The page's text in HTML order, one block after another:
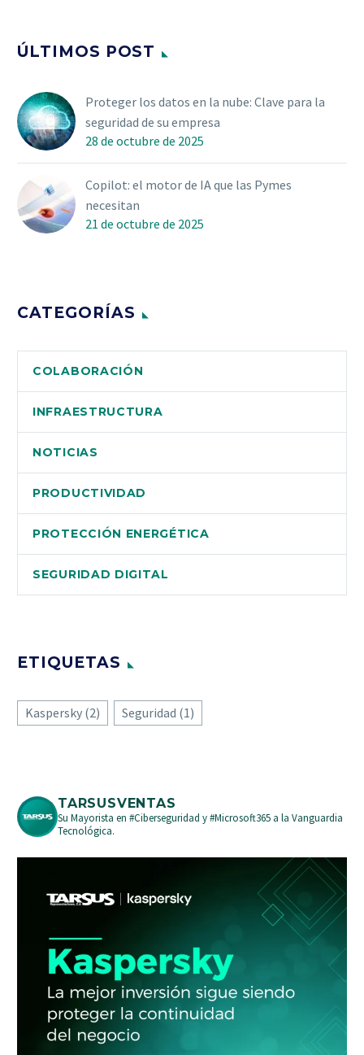
ÚLTIMOS POST
Proteger los datos en la nube: Clave para la
seguridad de su empresa
28 de octubre de 2025
Copilot: el motor de IA que las Pymes
necesitan
21 de octubre de 2025
CATEGORÍAS
COLABORACIÓN
INFRAESTRUCTURA
NOTICIAS
PRODUCTIVIDAD
PROTECCIÓN ENERGÉTICA
SEGURIDAD DIGITAL
ETIQUETAS
Kaspersky (2) Seguridad (1)
TARSUSVENTAS
Su Mayorista en #Ciberseguridad y #Microsoft365 a la Vanguardia
Tecnológica.